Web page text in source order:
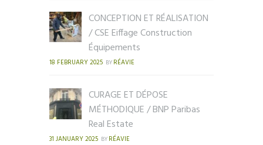
CONCEPTION ET RÉALISATION
/ CSE Eiffage Construction
Équipements
18 FEBRUARY 2025 BY RÉAVIE
CURAGE ET DÉPOSE
MÉTHODIQUE / BNP Paribas
Real Estate
31 JANUARY 2025 BY RÉAVIE